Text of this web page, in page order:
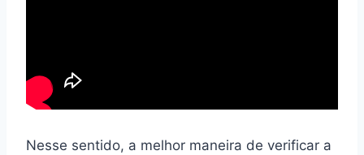
Nesse sentido, a melhor maneira de verificar a